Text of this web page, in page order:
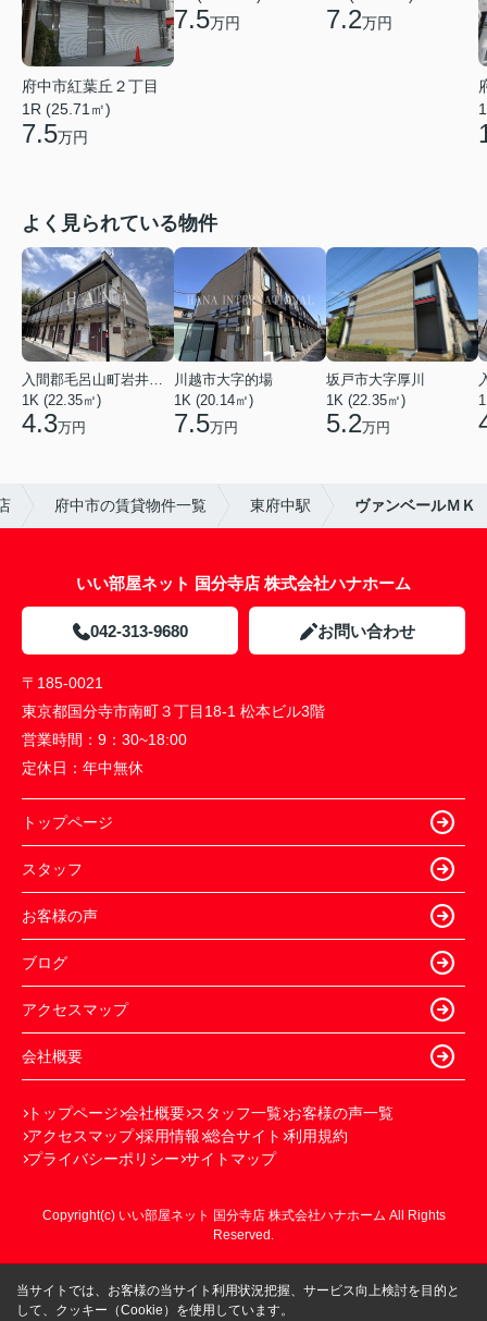
府中市紅葉丘２丁目
1R (25.71㎡)
7.5万円
7.5万円 7.2万円
よく見られている物件
入間郡毛呂山町岩井西１丁目
1K (22.35㎡)
4.3万円
川越市大字的場
1K (20.14㎡)
7.5万円
坂戸市大字厚川
1K (22.35㎡)
5.2万円
府中市の賃貸物件一覧 東府中駅 ヴァンベールＭＫ
いい部屋ネット 国分寺店 株式会社ハナホーム
042-313-9680 お問い合わせ
〒185-0021
東京都国分寺市南町３丁目18-1 松本ビル3階
営業時間： 9：30~18:00
定休日： 年中無休
トップページ
スタッフ
お客様の声
ブログ
アクセスマップ
会社概要
トップページ 会社概要 スタッフ一覧 お客様の声一覧
アクセスマップ 採用情報 総合サイト 利用規約
プライバシーポリシー サイトマップ
Copyright(c) いい部屋ネット 国分寺店 株式会社ハナホーム All Rights
Reserved.
当サイトでは、お客様の当サイト利用状況把握、サービス向上検討を目的と
して、クッキー（Cookie）を使用しています。